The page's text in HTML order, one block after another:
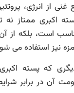
از انرژی،
اکبری ممتاز نه
است، بلکه از
نیز استفاده می
که پسته
آن در برابر